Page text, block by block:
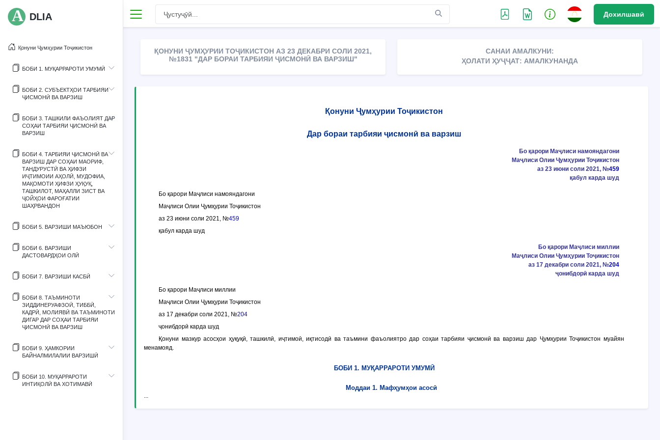
Дохилшавӣ
DLIA
Қонуни Ҷумҳурии Тоҷикистон
БОБИ 1. МУҚАРРАРОТИ УМУМӢ
БОБИ 2. СУБЪЕКТҲОИ ТАРБИЯИ
ҶИСМОНӢ ВА ВАРЗИШ
БОБИ 3. ТАШКИЛИ ФАЪОЛИЯТ ДАР
СОҲАИ ТАРБИЯИ ҶИСМОНӢ ВА
ВАРЗИШ
БОБИ 4. ТАРБИЯИ ҶИСМОНӢ ВА
ВАРЗИШ ДАР СОҲАИ МАОРИФ,
ТАНДУРУСТӢ ВА ҲИФЗИ
ИҶТИМОИИ АҲОЛӢ, МУДОФИА,
МАҚОМОТИ ҲИФЗИ ҲУҚУҚ,
ТАШКИЛОТ, МАҲАЛЛИ ЗИСТ ВА
ҶОЙҲОИ ФАРОҒАТИИ
ШАҲРВАНДОН
БОБИ 5. ВАРЗИШИ МАЪЮБОН
БОБИ 6. ВАРЗИШИ
ДАСТОВАРДҲОИ ОЛӢ
БОБИ 7. ВАРЗИШИ КАСБӢ
БОБИ 8. ТАЪМИНОТИ
ЗИДДИНЕРУАФЗОӢ, ТИББӢ,
КАДРӢ, МОЛИЯВӢ ВА ТАЪМИНОТИ
ДИГАР ДАР СОҲАИ ТАРБИЯИ
ҶИСМОНӢ ВА ВАРЗИШ
БОБИ 9. ҲАМКОРИИ
БАЙНАЛМИЛАЛИИ ВАРЗИШӢ
БОБИ 10. МУҚАРРАРОТИ
ИНТИҚОЛӢ ВА ХОТИМАВӢ
ҚОНУНИ ҶУМҲУРИИ ТОҶИКИСТОН АЗ 23 ДЕКАБРИ СОЛИ 2021,
№1831 "ДАР БОРАИ ТАРБИЯИ ҶИСМОНӢ ВА ВАРЗИШ"
САНАИ АМАЛКУНИ:
ҲОЛАТИ ҲУҶҶАТ: АМАЛКУНАНДА
Қонуни Ҷумҳурии Тоҷикистон
Дар бораи тарбияи ҷисмонӣ ва варзиш
Бо қарори Маҷлиси намояндагони
Маҷлиси Олии Ҷумҳурии Тоҷикистон
аз 23 июни соли 2021, №459
қабул карда шуд
Бо қарори Маҷлиси намояндагони
Маҷлиси Олии Ҷумҳурии Тоҷикистон
аз 23 июни соли 2021, №459
қабул карда шуд
Бо қарори Маҷлиси миллии
Маҷлиси Олии Ҷумҳурии Тоҷикистон
аз 17 декабри соли 2021, №204
ҷонибдорӣ карда шуд
Бо қарори Маҷлиси миллии
Маҷлиси Олии Ҷумҳурии Тоҷикистон
аз 17 декабри соли 2021, №204
ҷонибдорӣ карда шуд
Қонуни мазкур асосҳои ҳуқуқӣ, ташкилӣ, иҷтимоӣ, иқтисодӣ ва таъмини фаъолиятро дар соҳаи тарбияи ҷисмонӣ ва варзиш дар Ҷумҳурии Тоҷикистон муайян
менамояд.
БОБИ 1. МУҚАРРАРОТИ УМУМӢ
Моддаи 1. Мафҳумҳои асосӣ
...